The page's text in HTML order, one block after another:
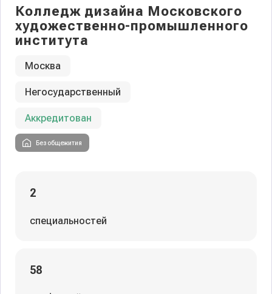
Колледж дизайна Московского
художественно-промышленного
института
Москва
Негосударственный
Аккредитован
Без общежития
2
специальностей
58